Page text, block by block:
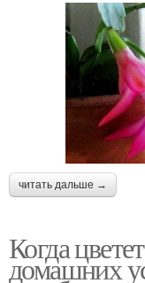
читать дальше →
Когда
домашних